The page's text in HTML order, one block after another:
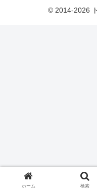
© 2014-2026
ホーム 検索